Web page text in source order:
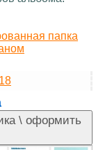
папка